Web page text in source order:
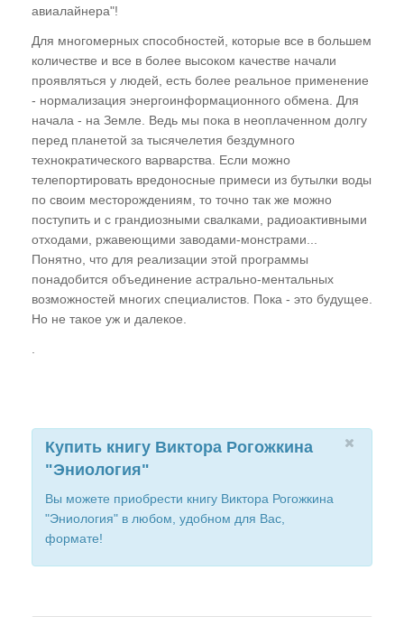
авиалайнера"!
Для многомерных способностей, которые все в большем
количестве и все в более высоком качестве начали
проявляться у людей, есть более реальное применение
- нормализация энергоинформационного обмена. Для
начала - на Земле. Ведь мы пока в неоплаченном долгу
перед планетой за тысячелетия бездумного
технократического варварства. Если можно
телепортировать вредоносные примеси из бутылки воды
по своим месторождениям, то точно так же можно
поступить и с грандиозными свалками, радиоактивными
отходами, ржавеющими заводами-монстрами...
Понятно, что для реализации этой программы
понадобится объединение астрально-ментальных
возможностей многих специалистов. Пока - это будущее.
Но не такое уж и далекое.
.
Купить книгу Виктора Рогожкина
"Эниология"
Вы можете приобрести книгу Виктора Рогожкина
"Эниология" в любом, удобном для Вас,
формате!